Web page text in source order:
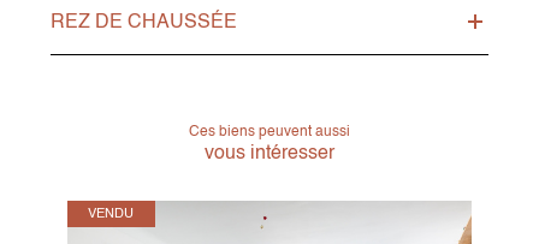
REZ DE CHAUSSÉE
Ces biens peuvent aussi
vous intéresser
VENDU